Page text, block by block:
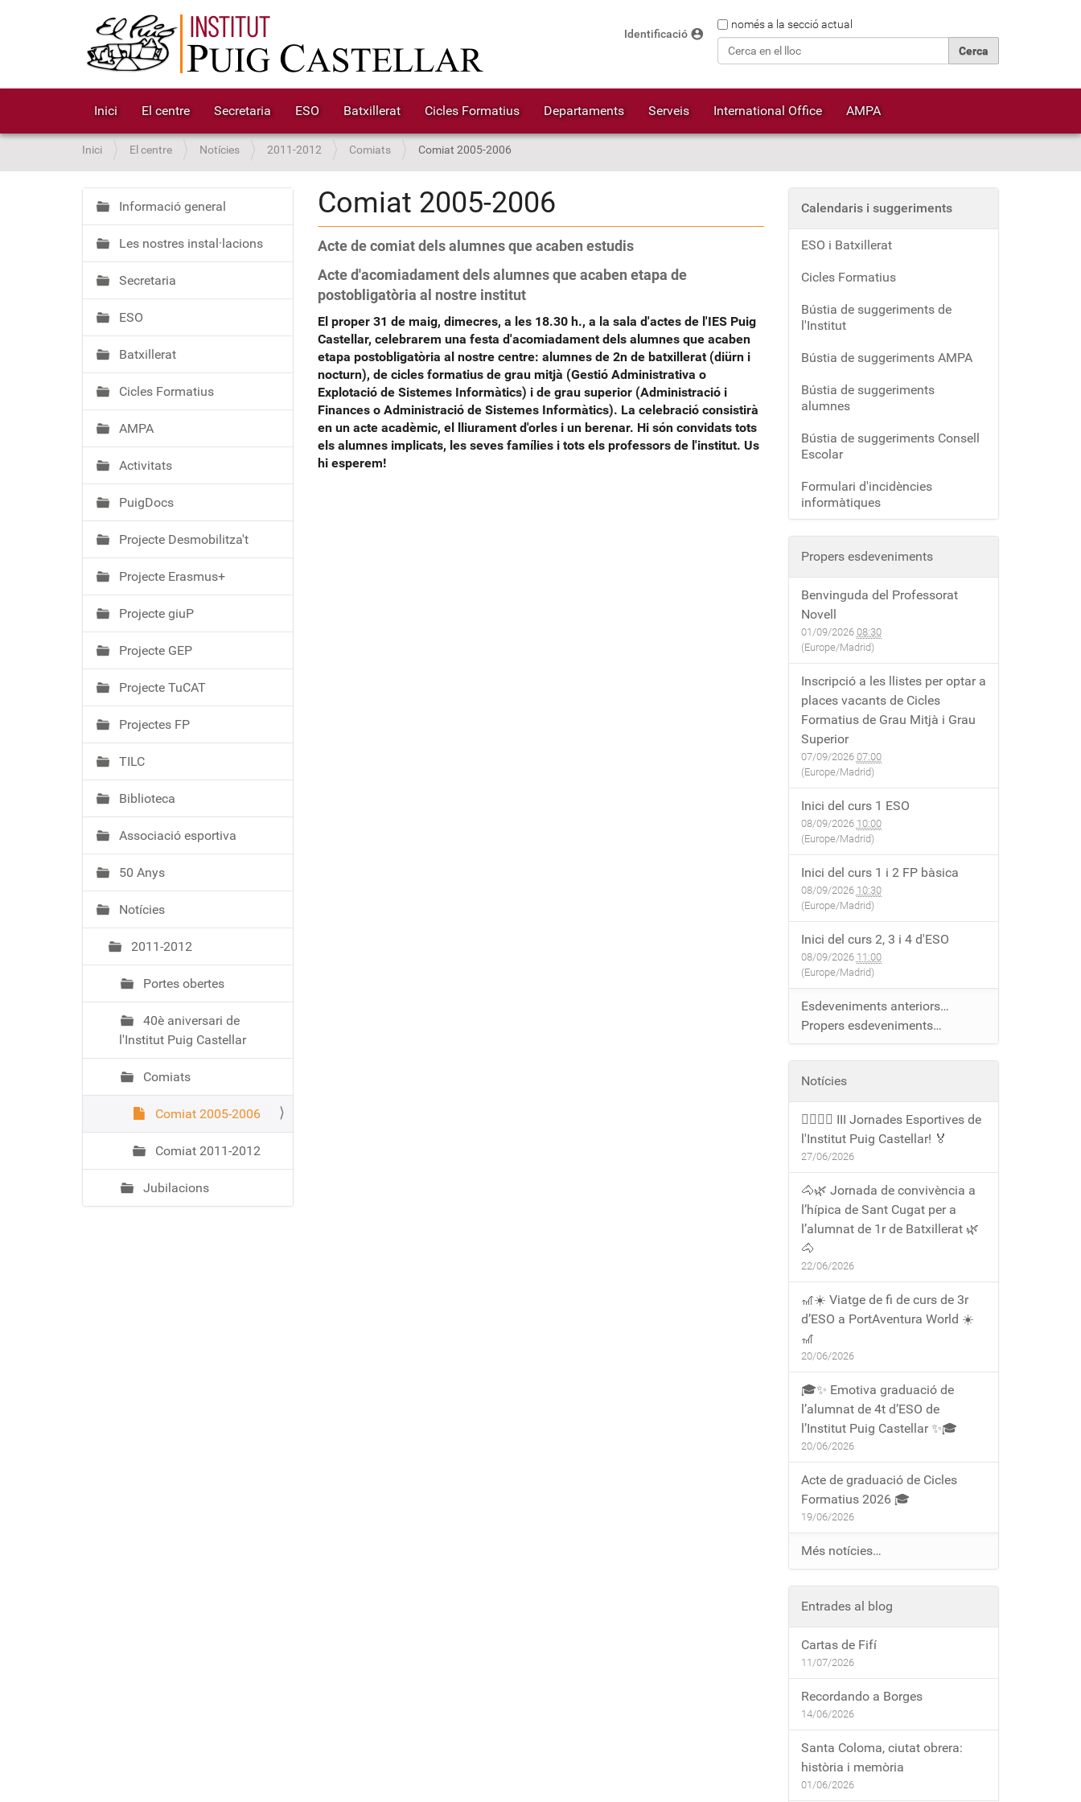
Cercanomés a la secció actual
Identificació account_circle
Inici El centre Secretaria ESO Batxillerat Cicles Formatius Departaments Serveis International Office AMPA
S
o
u
:
Inici El centre Notícies 2011-2012 Comiats Comiat 2005-2006
Comiat 2005-2006
Acte de comiat dels alumnes que acaben estudis
Acte d'acomiadament dels alumnes que acaben etapa de
postobligatòria al nostre institut
El proper 31 de maig, dimecres, a les 18.30 h., a la sala d'actes de l'IES Puig
Castellar, celebrarem una festa d'acomiadament dels alumnes que acaben
etapa postobligatòria al nostre centre: alumnes de 2n de batxillerat (diürn i
nocturn), de cicles formatius de grau mitjà (Gestió Administrativa o
Explotació de Sistemes Informàtics) i de grau superior (Administració i
Finances o Administració de Sistemes Informàtics). La celebració consistirà
en un acte acadèmic, el lliurament d'orles i un berenar. Hi són convidats tots
els alumnes implicats, les seves famílies i tots els professors de l'institut. Us
hi esperem!
N
a
v
e
g
a
c
ó
Informació general
Les nostres instal·lacions
Secretaria
ESO
Batxillerat
Cicles Formatius
AMPA
Activitats
PuigDocs
Projecte Desmobilitza't
Projecte Erasmus+
Projecte giuP
Projecte GEP
Projecte TuCAT
Projectes FP
TILC
Biblioteca
Associació esportiva
50 Anys
Notícies
2011-2012
Portes obertes
40è aniversari de
l'Institut Puig Castellar
Comiats
Comiat 2005-2006
Comiat 2011-2012
Jubilacions
Calendaris i suggeriments
ESO i Batxillerat
Cicles Formatius
Bústia de suggeriments de
l'Institut
Bústia de suggeriments AMPA
Bústia de suggeriments
alumnes
Bústia de suggeriments Consell
Escolar
Formulari d'incidències
informàtiques
Propers esdeveniments
Benvinguda del Professorat
Novell
01/09/2026 08:30
(Europe/Madrid)
Inscripció a les llistes per optar a
places vacants de Cicles
Formatius de Grau Mitjà i Grau
Superior
07/09/2026 07:00
(Europe/Madrid)
Inici del curs 1 ESO
08/09/2026 10:00
(Europe/Madrid)
Inici del curs 1 i 2 FP bàsica
08/09/2026 10:30
(Europe/Madrid)
Inici del curs 2, 3 i 4 d'ESO
08/09/2026 11:00
(Europe/Madrid)
Esdeveniments anteriors…
Propers esdeveniments…
Notícies
🏃‍♀️🏃‍♂️ III Jornades Esportives de
l'Institut Puig Castellar! 🏅
27/06/2026
🐴🌿 Jornada de convivència a
l’hípica de Sant Cugat per a
l’alumnat de 1r de Batxillerat 🌿
🐴
22/06/2026
🎢☀️ Viatge de fi de curs de 3r
d’ESO a PortAventura World ☀️
🎢
20/06/2026
🎓✨ Emotiva graduació de
l’alumnat de 4t d’ESO de
l’Institut Puig Castellar ✨🎓
20/06/2026
Acte de graduació de Cicles
Formatius 2026 🎓
19/06/2026
Més notícies…
Entrades al blog
Cartas de Fifí
11/07/2026
Recordando a Borges
14/06/2026
Santa Coloma, ciutat obrera:
història i memòria
01/06/2026